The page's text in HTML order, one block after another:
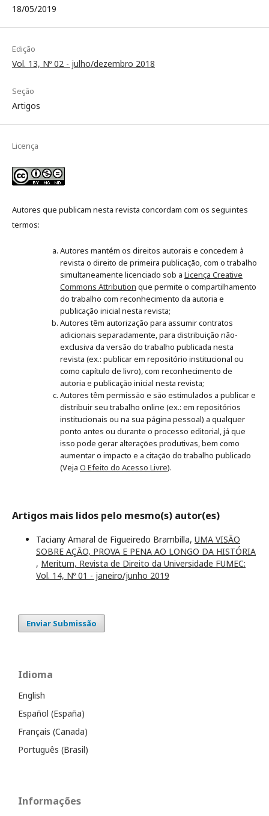
18/05/2019
Edição
Vol. 13, Nº 02 - julho/dezembro 2018
Seção
Artigos
Licença
Autores que publicam nesta revista concordam com os seguintes
termos:
Autores mantém os direitos autorais e concedem à
revista o direito de primeira publicação, com o trabalho
simultaneamente licenciado sob a Licença Creative
Commons Attribution que permite o compartilhamento
do trabalho com reconhecimento da autoria e
publicação inicial nesta revista;
Autores têm autorização para assumir contratos
adicionais separadamente, para distribuição não-
exclusiva da versão do trabalho publicada nesta
revista (ex.: publicar em repositório institucional ou
como capítulo de livro), com reconhecimento de
autoria e publicação inicial nesta revista;
Autores têm permissão e são estimulados a publicar e
distribuir seu trabalho online (ex.: em repositórios
institucionais ou na sua página pessoal) a qualquer
ponto antes ou durante o processo editorial, já que
isso pode gerar alterações produtivas, bem como
aumentar o impacto e a citação do trabalho publicado
(Veja O Efeito do Acesso Livre).
Artigos mais lidos pelo mesmo(s) autor(es)
Taciany Amaral de Figueiredo Brambilla, UMA VISÃO
SOBRE AÇÃO, PROVA E PENA AO LONGO DA HISTÓRIA
, Meritum, Revista de Direito da Universidade FUMEC:
Vol. 14, Nº 01 - janeiro/junho 2019
Enviar Submissão
Idioma
English
Español (España)
Français (Canada)
Português (Brasil)
Informações